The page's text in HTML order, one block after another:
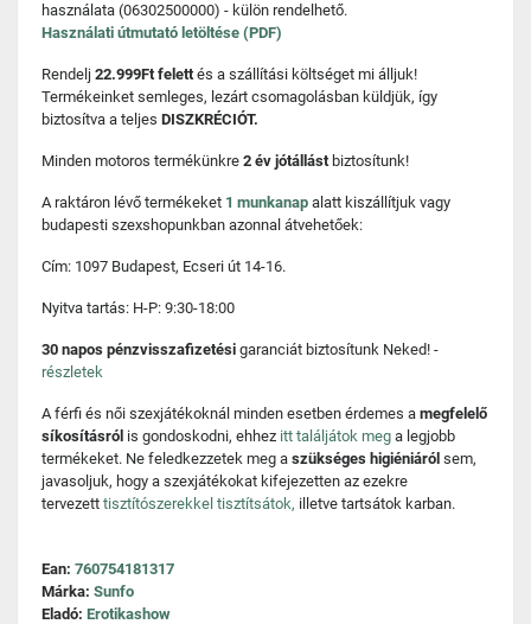
használata (06302500000) - külön rendelhető.
Használati útmutató letöltése (PDF)
Rendelj 22.999Ft felettés a szállítási költséget mi álljuk!
Termékeinket semleges, lezárt csomagolásban küldjük, így
biztosítva a teljes DISZKRÉCIÓT.
Minden motoros termékünkre 2 év jótállást biztosítunk!
A raktáron lévő termékeket 1 munkanap alatt kiszállítjuk vagy
budapesti szexshopunkban azonnal átvehetőek:
Cím: 1097 Budapest, Ecseri út 14-16.
Nyitva tartás: H-P: 9:30-18:00
30 napos pénzvisszafizetési garanciát biztosítunk Neked! -
részletek
A férfi és női szexjátékoknál minden esetben érdemes a megfelelő
síkosításról is gondoskodni, ehhez itt találjátok meg a legjobb
termékeket. Ne feledkezzetek meg a szükséges higiéniáról sem,
javasoljuk, hogy a szexjátékokat kifejezetten az ezekre
tervezett tisztítószerekkel tisztítsátok, illetve tartsátok karban.
Ean: 760754181317
Márka: Sunfo
Eladó: Erotikashow